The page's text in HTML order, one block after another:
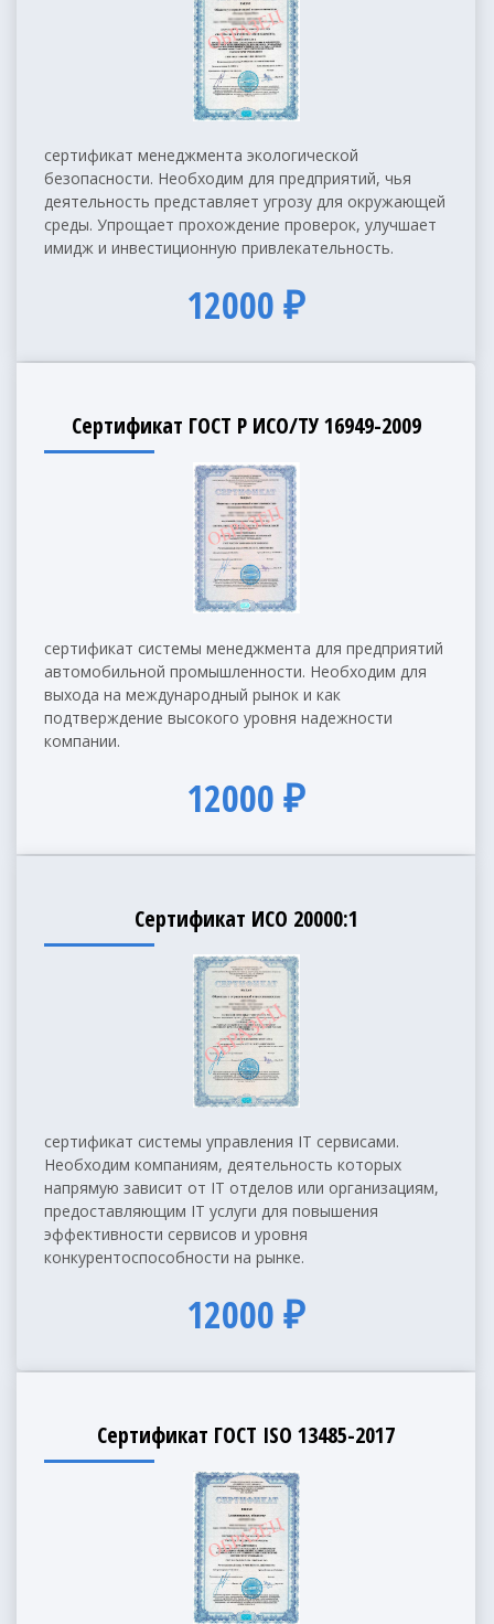
сертификат менеджмента экологической
безопасности. Необходим для предприятий, чья
деятельность представляет угрозу для окружающей
среды. Упрощает прохождение проверок, улучшает
имидж и инвестиционную привлекательность.
12000 ₽
Сертификат ГОСТ Р ИСО/ТУ 16949-2009
сертификат системы менеджмента для предприятий
автомобильной промышленности. Необходим для
выхода на международный рынок и как
подтверждение высокого уровня надежности
компании.
12000 ₽
Сертификат ИСО 20000:1
сертификат системы управления IT сервисами.
Необходим компаниям, деятельность которых
напрямую зависит от IT отделов или организациям,
предоставляющим IT услуги для повышения
эффективности сервисов и уровня
конкурентоспособности на рынке.
12000 ₽
Сертификат ГОСТ ISO 13485-2017